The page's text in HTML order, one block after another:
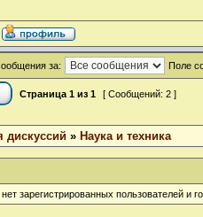
за: Поле
Страница 1 из 1 [ Сообщений: 2 ]
дискуссий » Наука и техника
зарегистрированных пользователей и